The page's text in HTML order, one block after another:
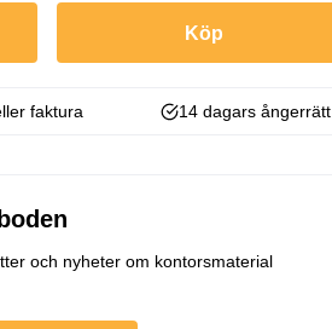
Köp
faktura 14 dagars ångerrätt
och nyheter om kontorsmaterial